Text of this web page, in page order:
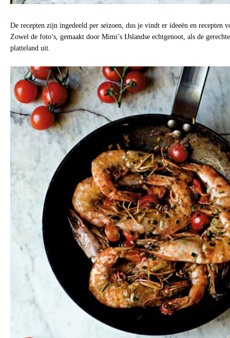
De recepten zijn ingedeeld per seizoen, dus je vindt er ideeën en recepten
Zowel de foto’s, gemaakt door Mimi’s IJslandse echtgenoot, als de
platteland uit.